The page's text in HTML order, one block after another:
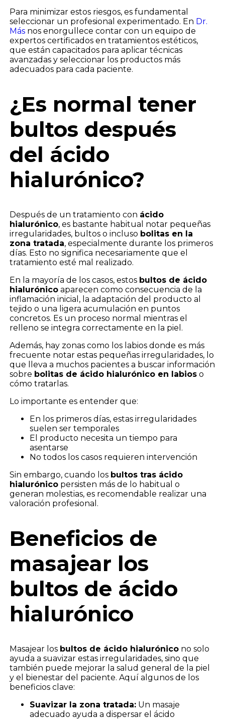
Para minimizar estos riesgos, es fundamental
seleccionar un profesional experimentado. En Dr.
Másnos enorgullece contar con un equipo de
expertos certificados en tratamientos estéticos,
que están capacitados para aplicar técnicas
avanzadas y seleccionar los productos más
adecuados para cada paciente.
¿Es normal tener
bultos después
del ácido
hialurónico?
Después de un tratamiento con ácido
hialurónico, es bastante habitual notar pequeñas
irregularidades, bultos o incluso bolitas en la
zona tratada, especialmente durante los primeros
días. Esto no significa necesariamente que el
tratamiento esté mal realizado.
En la mayoría de los casos, estos bultos de ácido
hialurónicoaparecen como consecuencia de la
inflamación inicial, la adaptación del producto al
tejido o una ligera acumulación en puntos
concretos. Es un proceso normal mientras el
relleno se integra correctamente en la piel.
Además, hay zonas como los labios donde es más
frecuente notar estas pequeñas irregularidades, lo
que lleva a muchos pacientes a buscar información
sobre bolitas de ácido hialurónico en labioso
cómo tratarlas.
Lo importante es entender que:
En los primeros días, estas irregularidades
suelen ser temporales
El producto necesita un tiempo para
asentarse
No todos los casos requieren intervención
Sin embargo, cuando los bultos tras ácido
hialurónicopersisten más de lo habitual o
generan molestias, es recomendable realizar una
valoración profesional.
Beneficios de
masajear los
bultos de ácido
hialurónico
Masajear los bultos de ácido hialurónicono solo
ayuda a suavizar estas irregularidades, sino que
también puede mejorar la salud general de la piel
y el bienestar del paciente. Aquí algunos de los
beneficios clave:
Suavizar la zona tratada:Un masaje
adecuado ayuda a dispersar el ácido